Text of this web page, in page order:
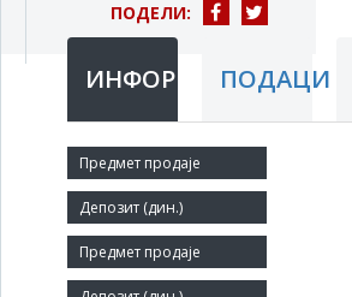
ПОДЕЛИ:
ИНФОРМАЦИЈЕПОДАЦИ
Краћи назив:
ВИНО КАЛЕМ
Правни статус: